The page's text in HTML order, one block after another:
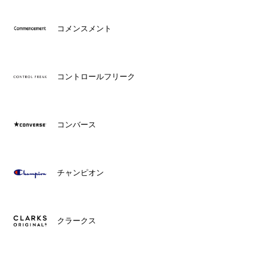
コメンスメント
コントロールフリーク
コンバース
チャンピオン
クラークス